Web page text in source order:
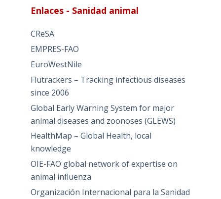
Enlaces - Sanidad animal
CReSA
EMPRES-FAO
EuroWestNile
Flutrackers – Tracking infectious diseases
since 2006
Global Early Warning System for major
animal diseases and zoonoses (GLEWS)
HealthMap – Global Health, local
knowledge
OIE-FAO global network of expertise on
animal influenza
Organización Internacional para la Sanidad